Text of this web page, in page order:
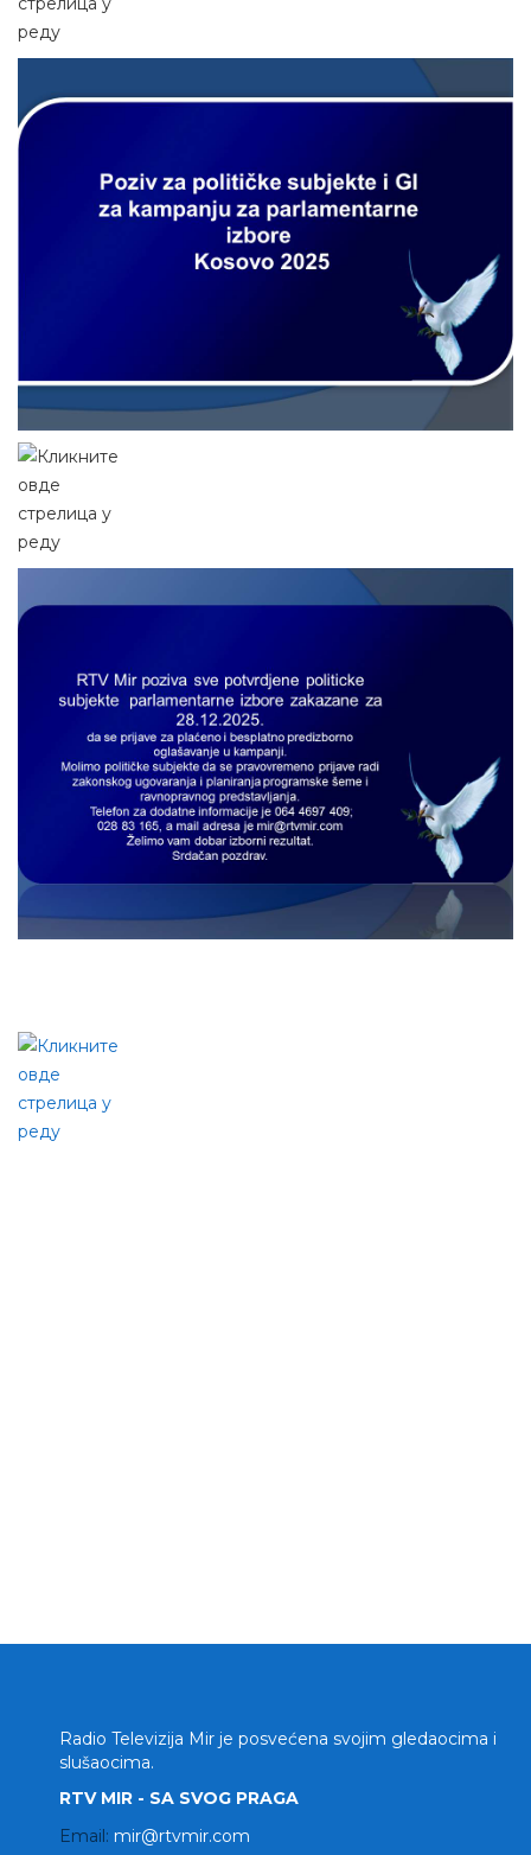
Radio Televizija Mir je posvećena svojim gledaocima i
slušaocima.
RTV MIR - SA SVOG PRAGA
Email: mir@rtvmir.com